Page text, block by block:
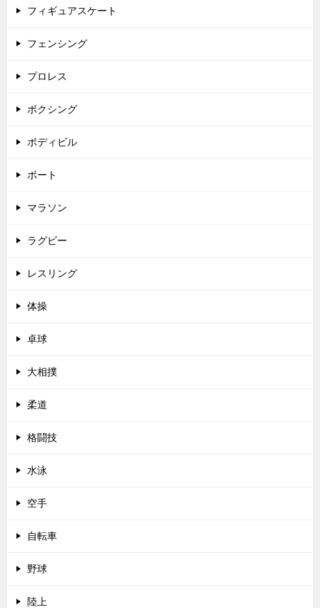
フィギュアスケート
フェンシング
プロレス
ボクシング
ボディビル
ボート
マラソン
ラグビー
レスリング
体操
卓球
大相撲
柔道
格闘技
水泳
空手
自転車
野球
陸上